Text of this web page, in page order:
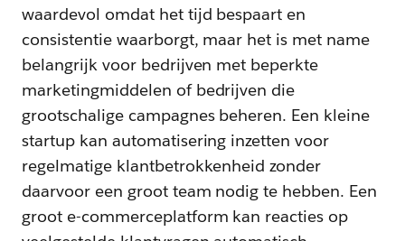
waardevol omdat het tijd bespaart en
consistentie waarborgt, maar het is met name
belangrijk voor bedrijven met beperkte
marketingmiddelen of bedrijven die
grootschalige campagnes beheren. Een kleine
startup kan automatisering inzetten voor
regelmatige klantbetrokkenheid zonder
daarvoor een groot team nodig te hebben. Een
groot e-commerceplatform kan reacties op